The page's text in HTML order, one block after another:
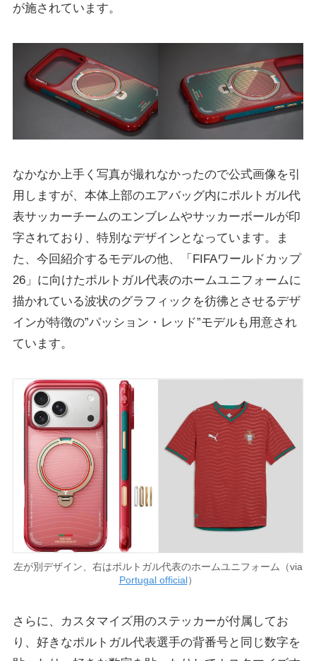
が施されています。
なかなか上手く写真が撮れなかったので公式画像を引
用しますが、本体上部のエアバッグ内にポルトガル代
表サッカーチームのエンブレムやサッカーボールが印
字されており、特別なデザインとなっています。ま
た、今回紹介するモデルの他、「FIFAワールドカップ
26」に向けたポルトガル代表のホームユニフォームに
描かれている波状のグラフィックを彷彿とさせるデザ
インが特徴の”パッション・レッド”モデルも用意され
ています。
左が別デザイン、右はポルトガル代表のホームユニフォーム（via
Portugal official ）
さらに、カスタマイズ用のステッカーが付属してお
り、好きなポルトガル代表選手の背番号と同じ数字を